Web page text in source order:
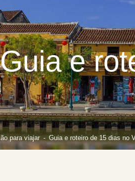
Guia e
para viajar Guia e roteiro de 15 dias no